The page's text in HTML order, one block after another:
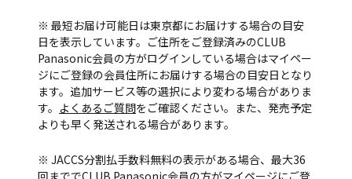
※ 最短お届け可能日は東京都にお届けする場合の目安
日を表示しています。ご住所をご登録済みのCLUB
Panasonic会員の方がログインしている場合はマイペー
ジにご登録の会員住所にお届けする場合の目安日となり
ます。追加サービス等の選択により変わる場合がありま
す。 よくあるご質問をご確認ください。また、発売予定
よりも早く発送される場合があります。
※ JACCS分割払手数料無料の表示がある場合、最大36
回まででCLUB Panasonic会員の方がマイページにご登